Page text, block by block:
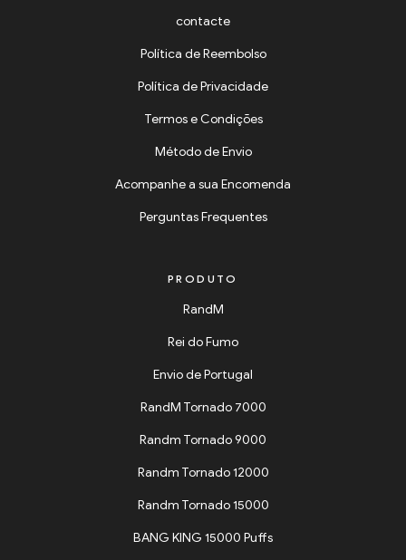
contacte
Política de Reembolso
Política de Privacidade
Termos e Condições
Método de Envio
Acompanhe a sua Encomenda
Perguntas Frequentes
PRODUTO
RandM
Rei do Fumo
Envio de Portugal
RandM Tornado 7000
Randm Tornado 9000
Randm Tornado 12000
Randm Tornado 15000
BANG KING 15000 Puffs